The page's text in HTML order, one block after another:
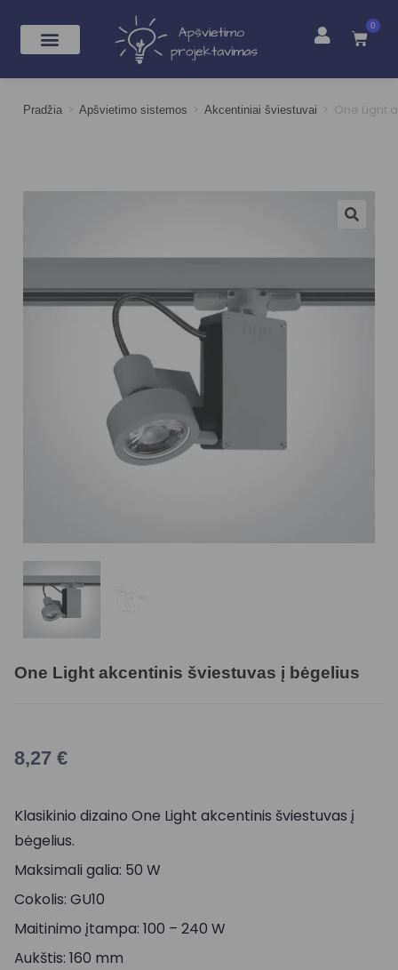
0
Pradžia > Apšvietimo sistemos > Akcentiniai šviestuvai > One Light
One Light akcentinis šviestuvas į bėgelius
8,27 €
Klasikinio dizaino One Light akcentinis šviestuvas į
bėgelius.
Maksimali galia: 50 W
Cokolis: GU10
Maitinimo įtampa: 100 – 240 W
Aukštis: 160 mm